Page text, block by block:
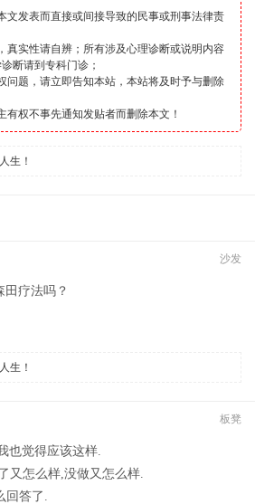
文发表而直接或间接导致的民事或刑事法律责
真实性请自辨；所有涉及心理诊断或说明内容
断请到专科门诊；
问题，请立即告知本站，本站将及时予与删除
有权不事先通知发贴者而删除本文！
生！
沙发
田疗法吗？
生！
板凳
也觉得应该这样.
又怎么样,没做又怎么样.
回答了.